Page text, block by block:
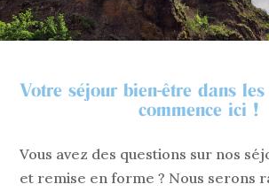
Votre séjour bien-être dans
commence ici !
Vous avez des questions sur nos
et remise en forme ? Nous serons